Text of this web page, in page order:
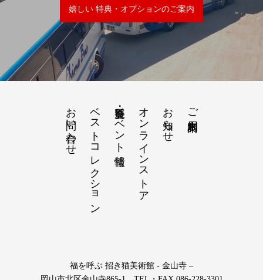
嬉しい 特典・オプションのご案内
ご利用案内
お知らせ
オンラインストア
展覧会・イベント情報
ベストコレクション
お問い合わせ
福を呼ぶ 招き猫美術館 - 金山寺 –